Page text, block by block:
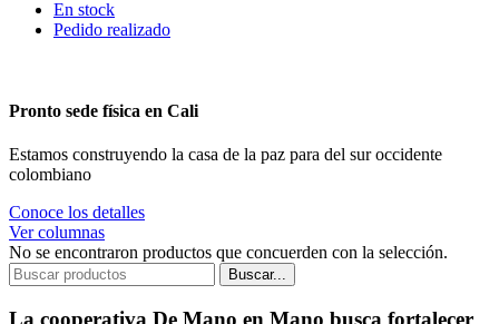
En stock
Pedido realizado
Pronto sede física en Cali
Estamos construyendo la casa de la paz para del sur occidente
colombiano
Conoce los detalles
Ver columnas
No se encontraron productos que concuerden con la selección.
Buscar...
La cooperativa De Mano en Mano busca fortalecer